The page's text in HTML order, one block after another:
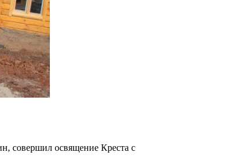
совершил освящение Креста с